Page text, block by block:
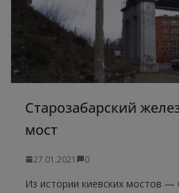
Старозабарский
мост
27.01.2021 0
Из истории киевских мостов —